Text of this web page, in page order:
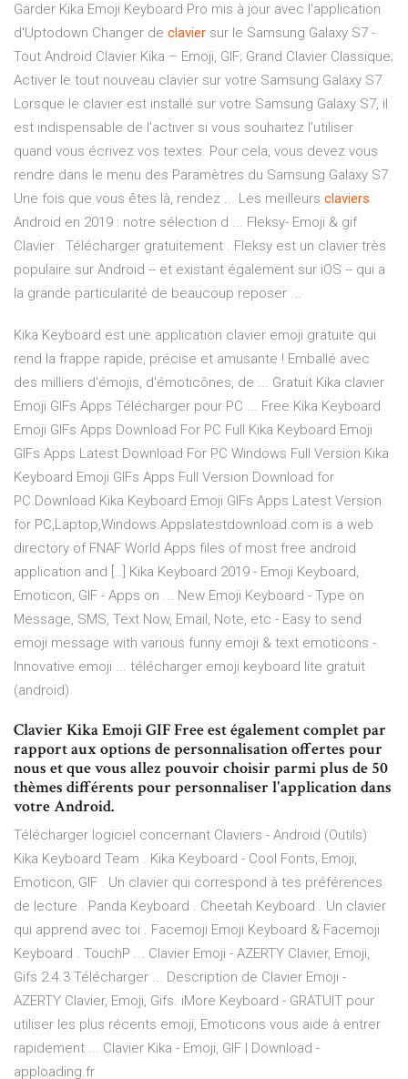
Garder Kika Emoji Keyboard Pro mis à jour avec l'application
d'Uptodown Changer de clavier sur le Samsung Galaxy S7 -
Tout Android Clavier Kika – Emoji, GIF; Grand Clavier Classique;
Activer le tout nouveau clavier sur votre Samsung Galaxy S7.
Lorsque le clavier est installé sur votre Samsung Galaxy S7, il
est indispensable de l’activer si vous souhaitez l’utiliser
quand vous écrivez vos textes. Pour cela, vous devez vous
rendre dans le menu des Paramètres du Samsung Galaxy S7.
Une fois que vous êtes là, rendez ... Les meilleurs claviers
Android en 2019 : notre sélection d ... Fleksy- Emoji & gif
Clavier . Télécharger gratuitement . Fleksy est un clavier très
populaire sur Android -- et existant également sur iOS -- qui a
la grande particularité de beaucoup reposer ...
Kika Keyboard est une application clavier emoji gratuite qui
rend la frappe rapide, précise et amusante ! Emballé avec
des milliers d'émojis, d'émoticônes, de ... Gratuit Kika clavier
Emoji GIFs Apps Télécharger pour PC ... Free Kika Keyboard
Emoji GIFs Apps Download For PC Full Kika Keyboard Emoji
GIFs Apps Latest Download For PC Windows Full Version.Kika
Keyboard Emoji GIFs Apps Full Version Download for
PC.Download Kika Keyboard Emoji GIFs Apps Latest Version
for PC,Laptop,Windows.Appslatestdownload.com is a web
directory of FNAF World Apps files of most free android
application and […] Kika Keyboard 2019 - Emoji Keyboard,
Emoticon, GIF - Apps on ... New Emoji Keyboard - Type on
Message, SMS, Text Now, Email, Note, etc - Easy to send
emoji message with various funny emoji & text emoticons -
Innovative emoji ... télécharger emoji keyboard lite gratuit
(android)
Clavier Kika Emoji GIF Free est également complet par
rapport aux options de personnalisation offertes pour
nous et que vous allez pouvoir choisir parmi plus de 50
thèmes différents pour personnaliser l'application dans
votre Android.
Télécharger logiciel concernant Claviers - Android (Outils)
Kika Keyboard Team . Kika Keyboard - Cool Fonts, Emoji,
Emoticon, GIF . Un clavier qui correspond à tes préférences
de lecture . Panda Keyboard . Cheetah Keyboard . Un clavier
qui apprend avec toi . Facemoji Emoji Keyboard & Facemoji
Keyboard . TouchP ... Clavier Emoji - AZERTY Clavier, Emoji,
Gifs 2.4.3 Télécharger ... Description de Clavier Emoji -
AZERTY Clavier, Emoji, Gifs. iMore Keyboard - GRATUIT pour
utiliser les plus récents emoji, Emoticons vous aide à entrer
rapidement ... Clavier Kika - Emoji, GIF | Download -
apploading.fr